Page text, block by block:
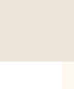
dyb,